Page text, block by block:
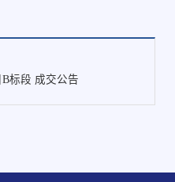
标段 成交公告